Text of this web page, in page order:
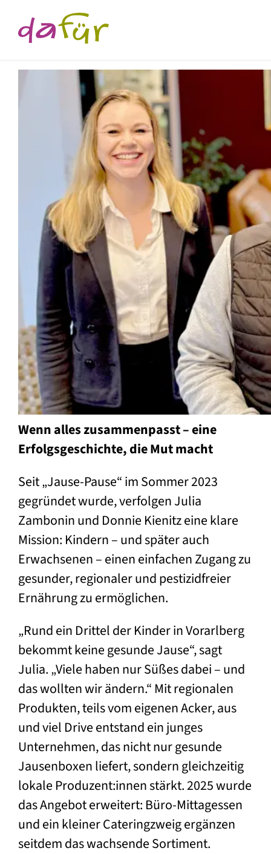
Wenn alles zusammenpasst – eine
Erfolgsgeschichte, die Mut macht
Seit „Jause-Pause“ im Sommer 2023
gegründet wurde, verfolgen Julia
Zambonin und Donnie Kienitz eine klare
Mission: Kindern – und später auch
Erwachsenen – einen einfachen Zugang zu
gesunder, regionaler und pestizidfreier
Ernährung zu ermöglichen.
„Rund ein Drittel der Kinder in Vorarlberg
bekommt keine gesunde Jause“, sagt
Julia. „Viele haben nur Süßes dabei – und
das wollten wir ändern.“ Mit regionalen
Produkten, teils vom eigenen Acker, aus
und viel Drive entstand ein junges
Unternehmen, das nicht nur gesunde
Jausenboxen liefert, sondern gleichzeitig
lokale Produzent:innen stärkt. 2025 wurde
das Angebot erweitert: Büro-Mittagessen
und ein kleiner Cateringzweig ergänzen
seitdem das wachsende Sortiment.